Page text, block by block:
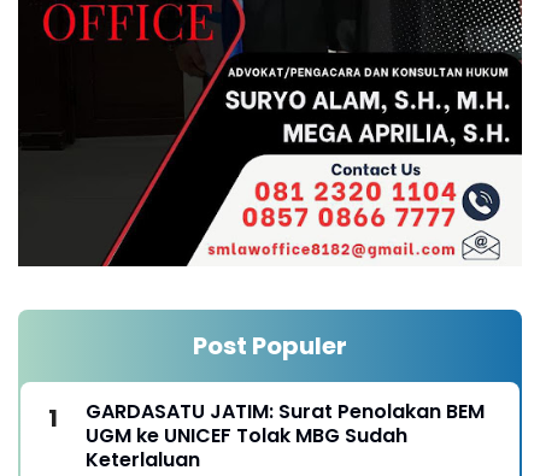
Post Populer
GARDASATU JATIM: Surat Penolakan BEM
UGM ke UNICEF Tolak MBG Sudah
Keterlaluan